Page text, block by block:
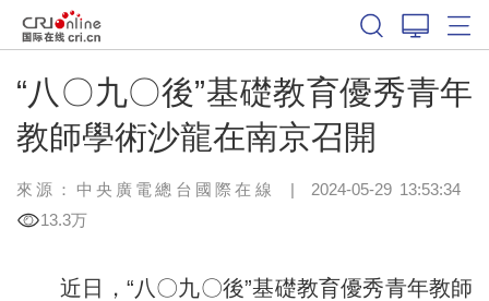
“八〇九〇後”基礎教育優秀青年
教師學術沙龍在南京召開
來源：中央廣電總台國際在線 | 2024-05-29 13:53:34
13.3万
近日，“八〇九〇後”基礎教育優秀青年教師